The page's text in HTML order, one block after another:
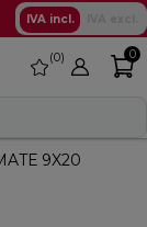
IVA incl.
favorite
0 0
9X20